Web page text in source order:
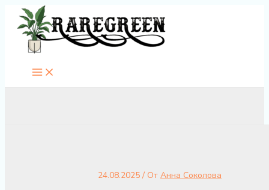
Перейти
содержимому
24.08.2025 / От Анна Соколова